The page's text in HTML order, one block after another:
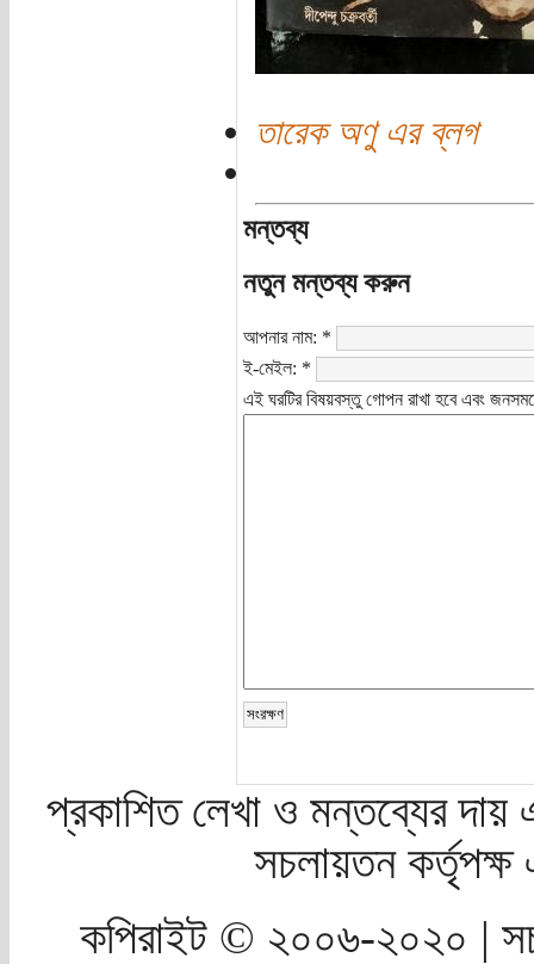
তারেক অণু এর ব্লগ
মন্তব্য
নতুন মন্তব্য করুন
আপনার নাম: *
ই-মেইল: *
এই ঘরটির বিষয়বস্তু গোপন রাখা হবে এবং
প্রকাশিত লেখা ও মন্তব্যের দায়
সচলায়তন
কপিরাইট © ২০০৬-২০২০ |